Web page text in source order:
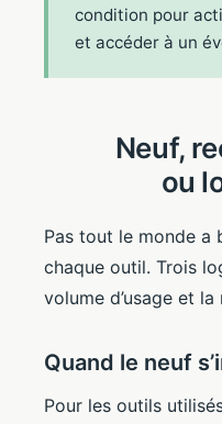
condition pour
et accéder à un
Neuf,
ou
Pas tout le monde a
chaque outil. Trois
volume d’usage et la
Quand le neuf
Pour les outils